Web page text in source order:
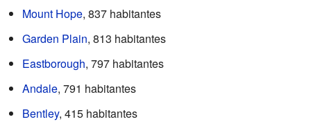
Mount Hope, 837 habitantes
Garden Plain, 813 habitantes
Eastborough, 797 habitantes
Andale, 791 habitantes
Bentley, 415 habitantes